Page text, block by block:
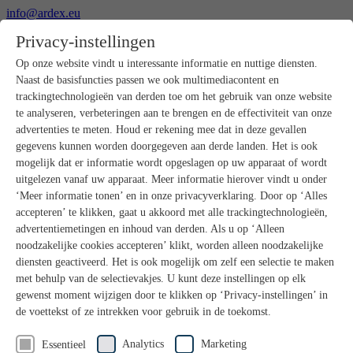
info@ardex.eu
Nederlands
Français
Producten
Productoverzicht
Ruwbouw
Dekvloeren
Voorbereiding ondergrond
Vloeregalisaties
Afdichtingen
Tegellijmen
Voegmortels
Voegen / Siliconen
Montagelijmen
Natuursteenprogramma
Vloerbedekkings- en parketlijmen
Wandegalesaties
Accessoires
PANDOMO®
Badkamerrenovatie met wedi
Privacy-instellingen
Op onze website vindt u interessante informatie en nuttige diensten.
Naast de basisfuncties passen we ook multimediacontent en
trackingtechnologieën van derden toe om het gebruik van onze website
te analyseren, verbeteringen aan te brengen en de effectiviteit van onze
advertenties te meten. Houd er rekening mee dat in deze gevallen
gegevens kunnen worden doorgegeven aan derde landen. Het is ook
mogelijk dat er informatie wordt opgeslagen op uw apparaat of wordt
uitgelezen vanaf uw apparaat. Meer informatie hierover vindt u onder
‘Meer informatie tonen’ en in onze privacyverklaring. Door op ‘Alles
accepteren’ te klikken, gaat u akkoord met alle trackingtechnologieën,
advertentiemetingen en inhoud van derden. Als u op ‘Alleen
noodzakelijke cookies accepteren’ klikt, worden alleen noodzakelijke
diensten geactiveerd. Het is ook mogelijk om zelf een selectie te maken
met behulp van de selectievakjes. U kunt deze instellingen op elk
gewenst moment wijzigen door te klikken op ‘Privacy-instellingen’ in
de voettekst of ze intrekken voor gebruik in de toekomst.
Essentieel Analytics Marketing